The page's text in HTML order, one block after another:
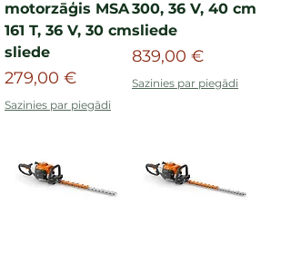
motorzāģis MSA
161 T, 36 V, 30 cm
sliede
Cena
279,00 €
Sazinies par piegādi
300, 36 V, 40 cm
sliede
Cena
839,00 €
Sazinies par piegādi